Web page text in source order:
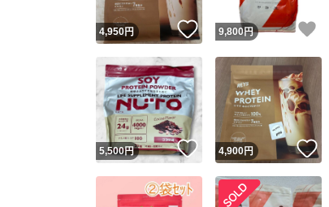
安
4,950円 いいね！
9,800円
5,500円 いいね！
4,900円